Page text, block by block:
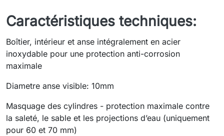
Caractéristiques techniques:
Boîtier, intérieur et anse intégralement en acier
inoxydable pour une protection anti-corrosion
maximale
Diametre anse visible: 10mm
Masquage des cylindres - protection maximale contre
la saleté, le sable et les projections d’eau (uniquement
pour 60 et 70 mm)